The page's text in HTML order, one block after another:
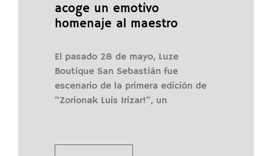
acoge un emotivo
homenaje al maestro
El pasado 28 de mayo, Luze
Boutique San Sebastián fue
escenario de la primera edición de
“Zorionak Luis Irizar!”, un